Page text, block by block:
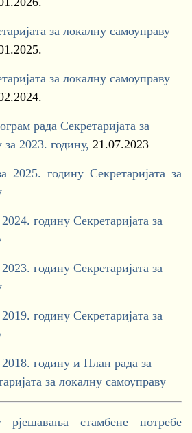
за локалну самоуправу
за локалну самоуправу
рада Секретаријата за
2023. годину, 21.07.2023
2025. годину Секретаријата за
годину Секретаријата за
годину Секретаријата за
годину Секретаријата за
2018. годину и План рада за
за локалну самоуправу
стамбене потребе